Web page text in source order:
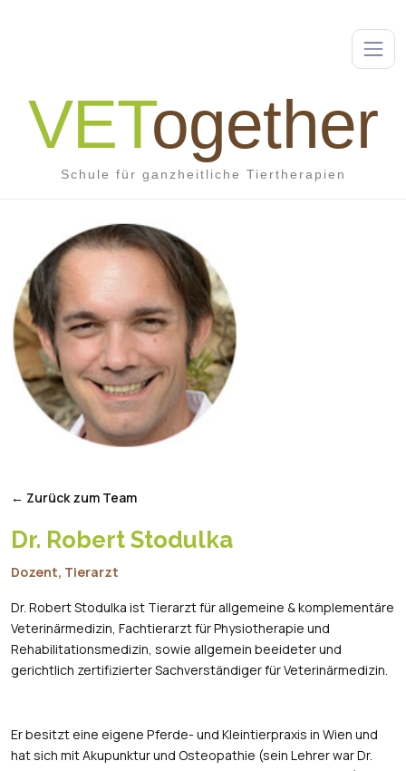
VETogether
Schule für ganzheitliche Tiertherapien
← Zurück zum Team
Dr. Robert Stodulka
Dozent, Tierarzt
Dr. Robert Stodulka ist Tierarzt für allgemeine & komplementäre
Veterinärmedizin, Fachtierarzt für Physiotherapie und
Rehabilitationsmedizin, sowie allgemein beeideter und
gerichtlich zertifizierter Sachverständiger für Veterinärmedizin.
Er besitzt eine eigene Pferde- und Kleintierpraxis in Wien und
hat sich mit Akupunktur und Osteopathie (sein Lehrer war Dr.